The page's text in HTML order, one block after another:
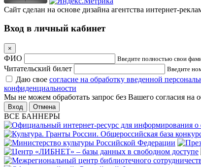
Сайт сделан на основе дизайна агентства интернет-
Вход в личный кабинет
×
ФИО Введите полностью свои
Читательский билет Введите
Даю свое согласие на обработку введенной
конфиденциальности
Мы не можем обработать запрос без Вашего согласия
Отмена
ВСЕ БАННЕРЫ